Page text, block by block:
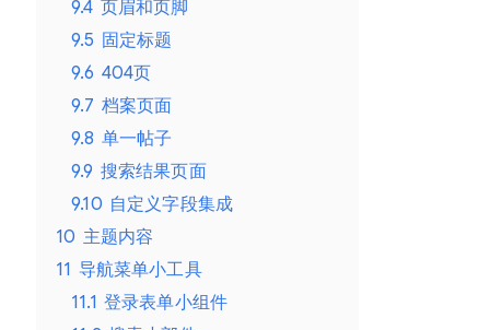
9.4 页眉和页脚
9.5 固定标题
9.6 404页
9.7 档案页面
9.8 单一帖子
9.9 搜索结果页面
9.10 自定义字段集成
10 主题内容
11 导航菜单小工具
11.1 登录表单小组件